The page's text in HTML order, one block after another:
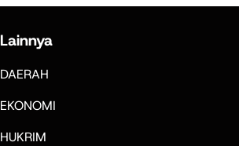
Lainnya
DAERAH
EKONOMI
HUKRIM